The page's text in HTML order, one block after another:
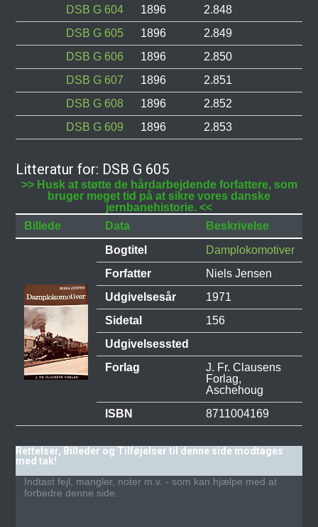
DSB G 604
1896
2.848
DSB G 605
1896
2.849
DSB G 606
1896
2.850
DSB G 607
1896
2.851
DSB G 608
1896
2.852
DSB G 609
1896 2.853
Litteratur for: DSB G 605
>> Husk at støtte de hårdarbejdende forfattere, som
bruger meget tid på at sikre vores danske
jernbanehistorie. <<
Billede
Data
Beskrivelse
Bogtitel
Damplokomotiver
Forfatter
Niels Jensen
Udgivelsesår
1971
Sidetal
156
Udgivelsessted
Forlag
J. Fr. Clausens
Forlag,
Aschehoug
ISBN
8711004169
Rettelser, Billeder og Tilføjelser til denne side modtages
med tak!